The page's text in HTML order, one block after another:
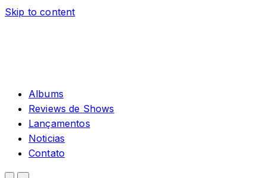
Skip to content
Albums
Reviews de Shows
Lançamentos
Noticias
Contato